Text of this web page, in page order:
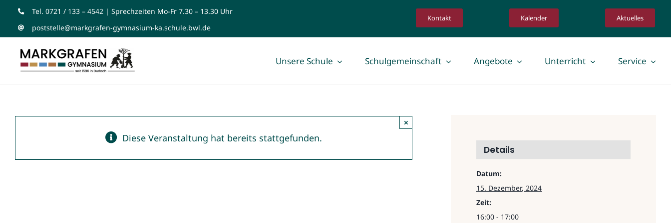
Zum
Inhalt
Tel. 0721 / 133 – 4542 | Sprechzeiten Mo-Fr 7.30 – 13.30 Uhr
poststelle@markgrafen-gymnasium-ka.schule.bwl.de
Kontakt Kalender Aktuelles
Unsere Schule Schulgemeinschaft Angebote Unterricht Service
Diese Veranstaltung hat bereits stattgefunden.
×
Details
Datum:
15. Dezember, 2024
Zeit:
16:00 - 17:00